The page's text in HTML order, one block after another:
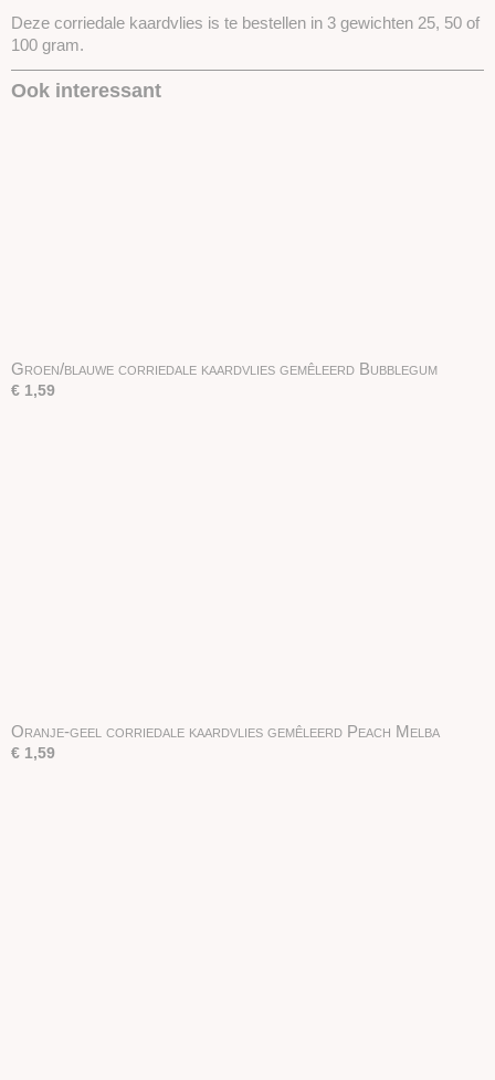
Deze corriedale kaardvlies is te bestellen in 3 gewichten 25, 50 of
100 gram.
Ook interessant
Groen/blauwe corriedale kaardvlies gemêleerd Bubblegum
€ 1,59
Oranje-geel corriedale kaardvlies gemêleerd Peach Melba
€ 1,59